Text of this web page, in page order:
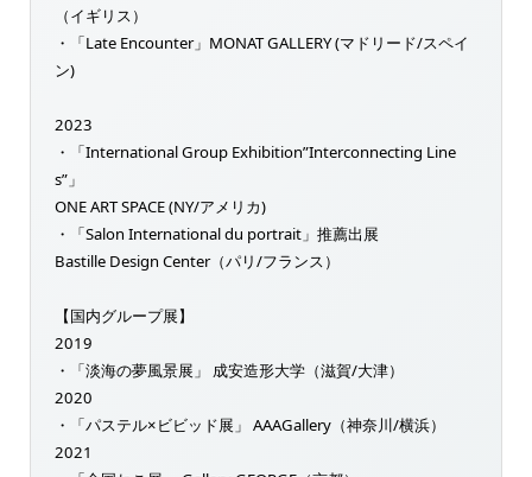
（イギリス）
・「Late Encounter」MONAT GALLERY (マドリード/スペイ
ン)
2023
・「International Group Exhibition”Interconnecting Line
s”」
ONE ART SPACE (NY/アメリカ)
・「Salon International du portrait」推薦出展
Bastille Design Center（パリ/フランス）
【国内グループ展】
2019
・「淡海の夢風景展」 成安造形大学（滋賀/大津）
2020
・「パステル×ビビッド展」 AAAGallery（神奈川/横浜）
2021